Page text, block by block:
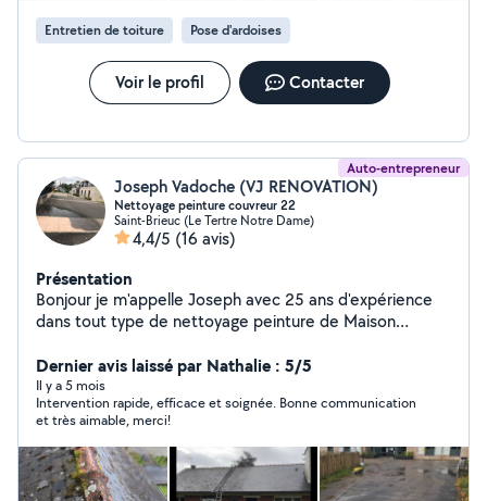
Entretien de toiture Pose d'ardoises
Voir le profil Contacter
Auto-entrepreneur
Joseph Vadoche (VJ RENOVATION)
Nettoyage peinture couvreur 22
Saint-Brieuc (Le Tertre Notre Dame)
4,4/5 (16 avis)
Présentation
Bonjour je m'appelle Joseph avec 25 ans d'expérience
dans tout type de nettoyage peinture de Maison
ardoise faîtière petite Maçonnerie nettoyage de
véranda nettoyage gouttière réparation cheminée tous
les nettoyage se font avec produits et hydrofuge de
protection et le nettoyage de toutes types de tuiles et
bardage et fibro pour toute demande vous pouvez me
laisser un mail merci Vj rénovation
Dernier avis laissé par Nathalie : 5/5
Il y a 5 mois
Intervention rapide, efficace et soignée. Bonne communication
et très aimable, merci!